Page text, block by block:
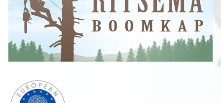
FOTO’S
REFERENTIES
OFFERTE
CONTACT